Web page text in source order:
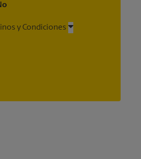
y Condiciones
electrónicos de The UPS Store
promociones y mensajes
darse de baja en cualquier
consulte nuestra política de
The UPS Store en su ciudad.